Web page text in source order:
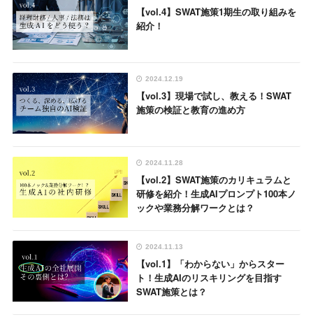
【vol.4】SWAT施策1期生の取り組みを
紹介！
2024.12.19
【vol.3】現場で試し、教える！SWAT
施策の検証と教育の進め方
2024.11.28
【vol.2】SWAT施策のカリキュラムと
研修を紹介！生成AIプロンプト100本ノ
ックや業務分解ワークとは？
2024.11.13
【vol.1】「わからない」からスター
ト！生成AIのリスキリングを目指す
SWAT施策とは？